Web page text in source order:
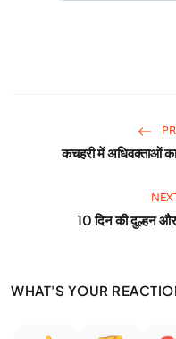
कचहरी में अधिवक्ताओं
10 दिन की दुल्हन और
WHAT'S YOUR